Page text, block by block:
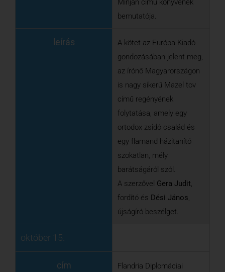
ortodox zsidó család és
egy flamand házitanító
barátságáról szól.
A szerzővelGera Judit
fordító és Dési János,
újságíró beszélget.
Flandria Diplomáciai
Képviseletének programja:
Kiállításának megnyitó
Dan Zollman fotográfus
kiállításának megnyitója az
október 15. 17:30 – 18:00